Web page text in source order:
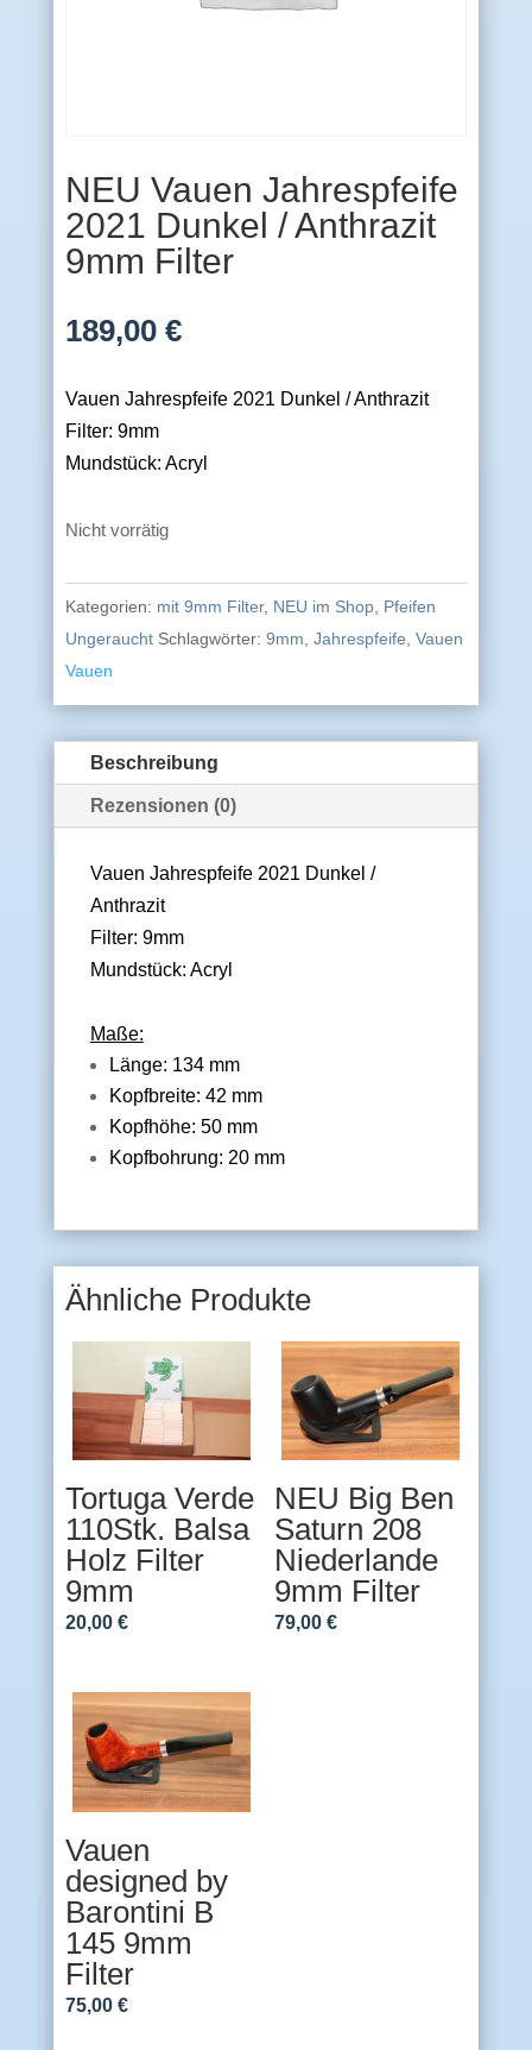
NEU Vauen Jahrespfeife
2021 Dunkel / Anthrazit
9mm Filter
189,00 €
Vauen Jahrespfeife 2021 Dunkel / Anthrazit
Filter: 9mm
Mundstück: Acryl
Nicht vorrätig
Kategorien: mit 9mm Filter, NEU im Shop, Pfeifen
Ungeraucht Schlagwörter: 9mm Jahrespfeife Vauen
Vauen
Beschreibung
Rezensionen (0)
Vauen Jahrespfeife 2021 Dunkel /
Anthrazit
Filter: 9mm
Mundstück: Acryl
Maße:
Länge: 134 mm
Kopfbreite: 42 mm
Kopfhöhe: 50 mm
Kopfbohrung: 20 mm
Ähnliche Produkte
Tortuga Verde
110Stk. Balsa
Holz Filter
9mm
20,00 €
NEU Big Ben
Saturn 208
Niederlande
9mm Filter
79,00 €
Vauen
designed by
Barontini B
145 9mm
Filter
75,00 €